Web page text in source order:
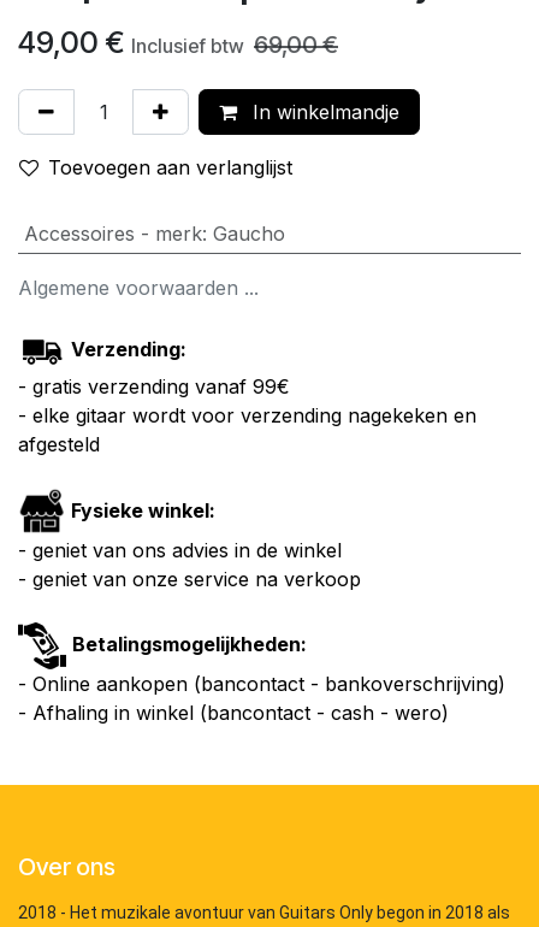
49,00 € Inclusief btw 69,00€
In winkelmandje
Toevoegen aan verlanglijst
Accessoires - merk: Gaucho
Algemene voorwaarden ...
Verzending:
- gratis verzending vanaf 99€
- elke gitaar wordt voor verzending nagekeken en
afgesteld
Fysieke winkel:
- geniet van ons advies in de winkel
- geniet van onze service na verkoop
Betalingsmogelijkheden:
- Online aankopen (bancontact - bankoverschrijving)
- Afhaling in winkel (bancontact - cash - wero)
Over ons
2018 - Het muzikale avontuur van Guitars Only begon in 2018 als